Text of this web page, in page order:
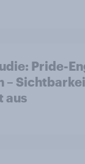
Pride-
–
aus